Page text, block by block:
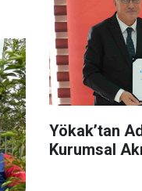
Yökak’tan
Kurumsal